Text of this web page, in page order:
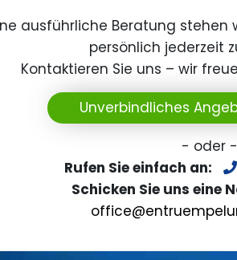
ausführliche Beratung
persönlich jederzeit
Kontaktieren Sie uns – wir
Unverbindliches
- oder -
Rufen Sie einfach an:
Schicken Sie uns eine